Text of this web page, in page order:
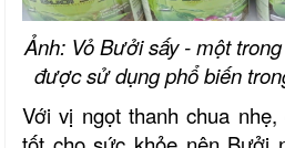
Ảnh: Vỏ Bưởi sấy - một
được sử dụng phổ biến
Với vị ngọt thanh chua